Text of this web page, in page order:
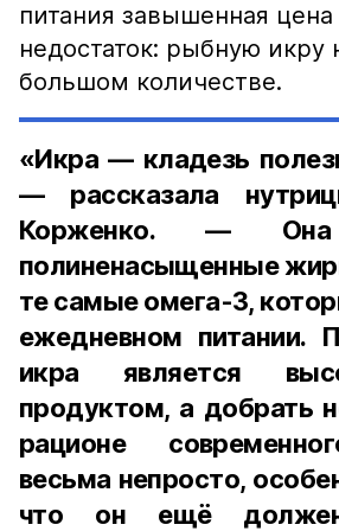
питания завышенная
недостаток: рыбную икру
большом количестве.
«Икра — кладезь
— рассказала
Корженко. — Она
полиненасыщенные
те самые омега-3,
ежедневном питании.
икра является
продуктом, а добрать
рационе
весьма непросто,
что он ещё должен